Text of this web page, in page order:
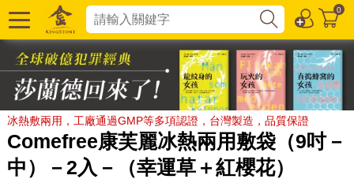
0
冰熱敷兩用，工廠通過GMP等多項認證，台灣製造，品質保證
Comefree康芙麗冰熱兩用敷袋（9吋－
中）－2入－（幸運草＋紅櫻花）